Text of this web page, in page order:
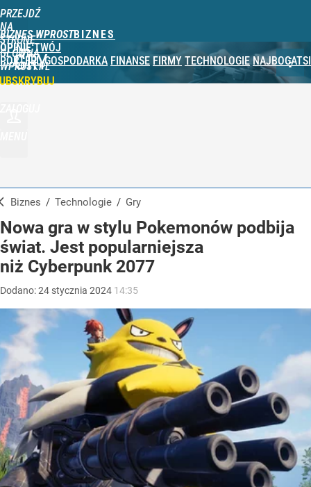
PRZEJDŹ
NA
STRONĘ
GŁÓWNĄ
WPROST.PL
BIZNES WPROST
OPINIE TWÓJ
PORTFEL GOSPODARKA FINANSE FIRMY TECHNOLOGIE NAJBOGATSI
GRY
Biznes / Technologie / Gry
Nowa gra w stylu Pokemonów podbija
świat. Jest popularniejsza
niż Cyberpunk 2077
Dodano:24 stycznia 2024 14:35